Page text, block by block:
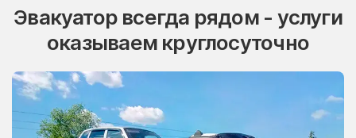
Эвакуатор всегда рядом - услуги
оказываем круглосуточно
Пролетарский Протвино
Пуршево Путилково
Пушкино
Пышлицы